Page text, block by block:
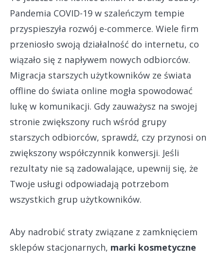
Pandemia COVID-19 w szaleńczym tempie
przyspieszyła rozwój e-commerce. Wiele firm
przeniosło swoją działalność do internetu, co
wiązało się z napływem nowych odbiorców.
Migracja starszych użytkowników ze świata
offline do świata online mogła spowodować
lukę w komunikacji. Gdy zauważysz na swojej
stronie zwiększony ruch wśród grupy
starszych odbiorców, sprawdź, czy przynosi on
zwiększony współczynnik konwersji. Jeśli
rezultaty nie są zadowalające, upewnij się, że
Twoje usługi odpowiadają potrzebom
wszystkich grup użytkowników.
Aby nadrobić straty związane z zamknięciem
sklepów stacjonarnych, marki kosmetyczne